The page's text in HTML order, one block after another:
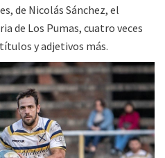
de Nicolás Sánchez, el
de Los Pumas, cuatro veces
y adjetivos más.